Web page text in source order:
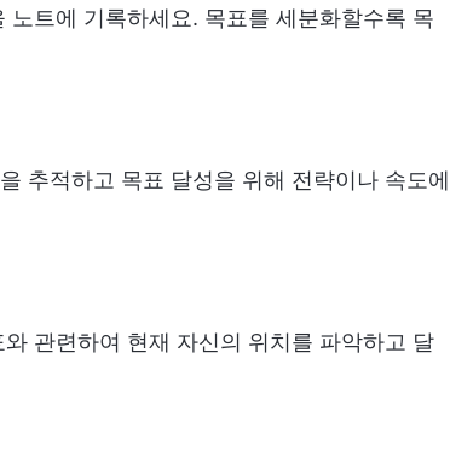
트에 기록하세요. 목표를 세분화할수록 목
추적하고 목표 달성을 위해 전략이나 속도에
관련하여 현재 자신의 위치를 파악하고 달